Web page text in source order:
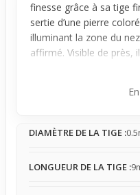
finesse grâce à sa tige
sertie d’une pierre
illuminant la zone du
affirmé. Visible de près,
reste en place avec peu
tourner de façon
DIAMÈTRE DE LA TIGE :
LONGUEUR DE LA TIGE :